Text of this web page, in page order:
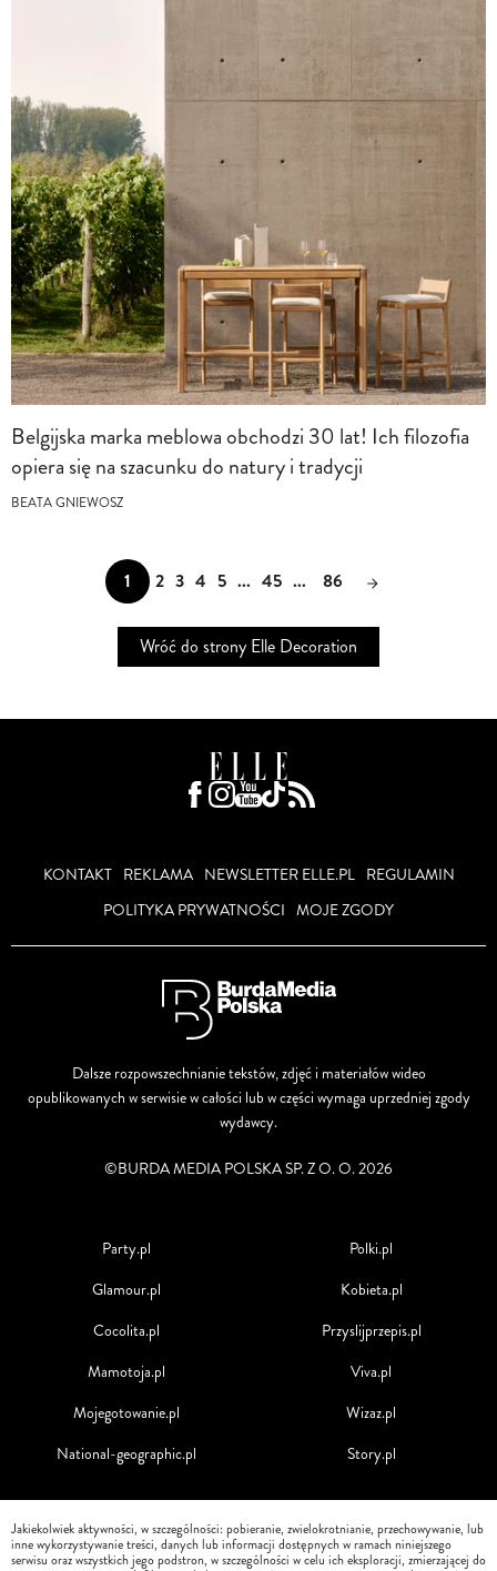
Belgijska marka meblowa obchodzi 30 lat! Ich filozofia
opiera się na szacunku do natury i tradycji
BEATA GNIEWOSZ
1 2 3 4 5 ... 45 ... 86
Wróć do strony Elle Decoration
KONTAKT REKLAMA NEWSLETTER ELLE.PL
REGULAMIN
POLITYKA PRYWATNOŚCI MOJE ZGODY
Dalsze rozpowszechnianie tekstów, zdjęć i materiałów wideo
opublikowanych w serwisie w całości lub w części wymaga uprzedniej zgody
wydawcy.
©BURDA MEDIA POLSKA SP. Z O. O. 2026
Party.pl
Glamour.pl
Cocolita.pl
Mamotoja.pl
Mojegotowanie.pl
National-geographic.pl
Polki.pl
Kobieta.pl
Przyslijprzepis.pl
Viva.pl
Wizaz.pl
Story.pl
Jakiekolwiek aktywności, w szczególności: pobieranie, zwielokrotnianie, przechowywanie, lub
inne wykorzystywanie treści, danych lub informacji dostępnych w ramach niniejszego
serwisu oraz wszystkich jego podstron, w szczególności w celu ich eksploracji, zmierzającej do